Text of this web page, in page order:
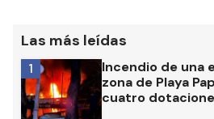
Las más leídas
Incendio de una
zona de Playa
cuatro
1